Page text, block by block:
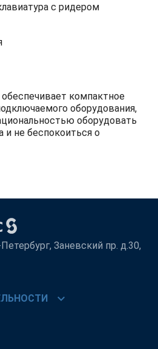
с ридером
компактное
оборудования,
оборудовать
и не беспокоиться о
Заневский пр. д.30,
chevron_right